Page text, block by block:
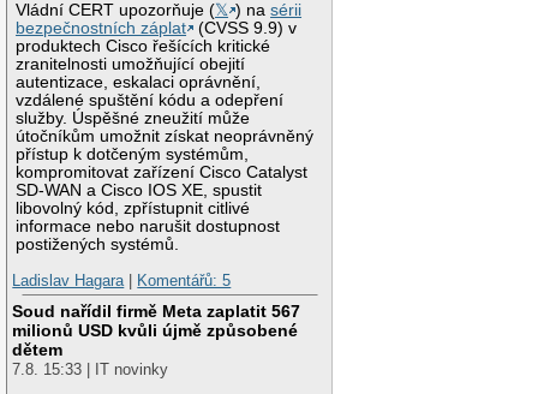
Vládní CERT upozorňuje (𝕏 ) nasérii
bezpečnostních záplat
(CVSS 9.9) v
produktech Cisco řešících kritické
zranitelnosti umožňující obejití
autentizace, eskalaci oprávnění,
vzdálené spuštění kódu a odepření
služby. Úspěšné zneužití může
útočníkům umožnit získat neoprávněný
přístup k dotčeným systémům,
kompromitovat zařízení Cisco Catalyst
SD-WAN a Cisco IOS XE, spustit
libovolný kód, zpřístupnit citlivé
informace nebo narušit dostupnost
postižených systémů.
Ladislav Hagara
Komentářů: 5
Soud nařídil firmě Meta zaplatit 567
milionů USD kvůli újmě způsobené
dětem
7.8. 15:33 | IT novinky